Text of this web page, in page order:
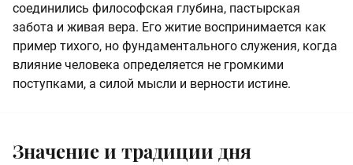
соединились философская глубина, пастырская
забота и живая вера. Его житие воспринимается как
пример тихого, но фундаментального служения, когда
влияние человека определяется не громкими
поступками, а силой мысли и верности истине.
Значение и традиции дня